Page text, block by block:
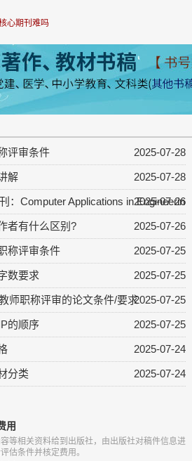
心期刊难吗
2025-07-28
评审条件
2025-07-28
解
2025-07-26
：Computer Applications in
2025-07-26
者有什么区别?
2025-07-25
称评审条件
2025-07-25
数要求
2025-07-25
师职称评审的论文条件/要求
2025-07-25
的顺序
2025-07-24
2025-07-24
分类
用
等相关资料给到出版社，由出版社对稿件信息进
估条件并核定费用。